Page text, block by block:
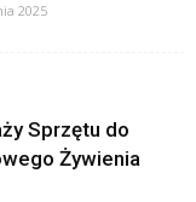
2025
Sprzętu do
Żywienia